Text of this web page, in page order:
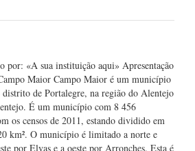
por: «A sua instituição aqui» Apresentação
Maior Campo Maior é um município
de Portalegre, na região do Alentejo
É um município com 8 456
os censos de 2011, estando dividido em
km². O município é limitado a norte e
por Elvas e a oeste por Arronches. Esta é